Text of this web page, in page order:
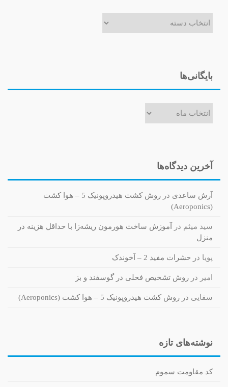
بایگانی‌ها
آخرین دیدگاه‌ها
آرش ساعدی در
روش کشت هیدروپونیک 5 – هوا کشت
(Aeroponics)
سید میثم در
آموزش ساخت هورمون ریشه‌زا با حداقل هزینه در
منزل
پویا در حشرات مفید 2 – آخوندک
امیر در روش تشخیص فحلی در گوسفند و بز
سقایی در روش کشت هیدروپونیک 5 – هوا کشت (Aeroponics)
نوشته‌های تازه
کد مقاومت سموم